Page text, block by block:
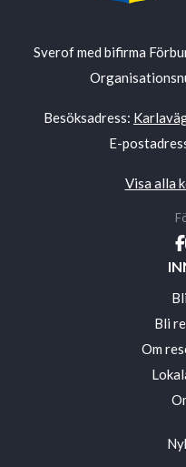
Sverof med bifirma
Besöksadress:
E-
Visa alla
Bli
Om